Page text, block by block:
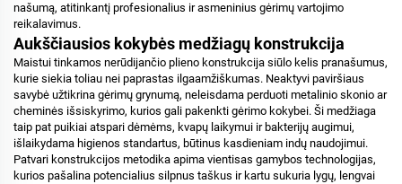
našumą, atitinkantį profesionalius ir asmeninius gėrimų vartojimo
reikalavimus.
Aukščiausios kokybės medžiagų konstrukcija
Maistui tinkamos nerūdijančio plieno konstrukcija siūlo kelis pranašumus,
kurie siekia toliau nei paprastas ilgaamžiškumas. Neaktyvi paviršiaus
savybė užtikrina gėrimų grynumą, neleisdama perduoti metalinio skonio ar
cheminės išsiskyrimo, kurios gali pakenkti gėrimo kokybei. Ši medžiaga
taip pat puikiai atspari dėmėms, kvapų laikymui ir bakterijų augimui,
išlaikydama higienos standartus, būtinus kasdieniam indų naudojimui.
Patvari konstrukcijos metodika apima vientisas gamybos technologijas,
kurios pašalina potencialius silpnus taškus ir kartu sukuria lygų, lengvai